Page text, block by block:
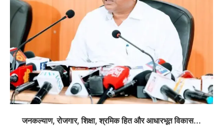
जनकल्याण, रोजगार, शिक्षा, श्रमिक हित और आधारभूत विकास...